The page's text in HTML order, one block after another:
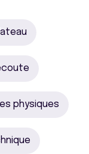
physiques